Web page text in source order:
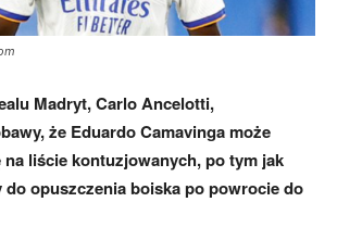
Madryt, Carlo Ancelotti,
że Eduardo Camavinga może
liście kontuzjowanych, po tym jak
do opuszczenia boiska po powrocie do